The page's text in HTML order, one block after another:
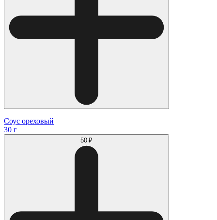
Соус ореховый
30 г
50 ₽